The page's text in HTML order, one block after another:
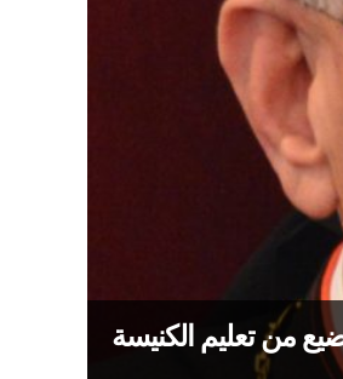
من تعليم الكنيسة